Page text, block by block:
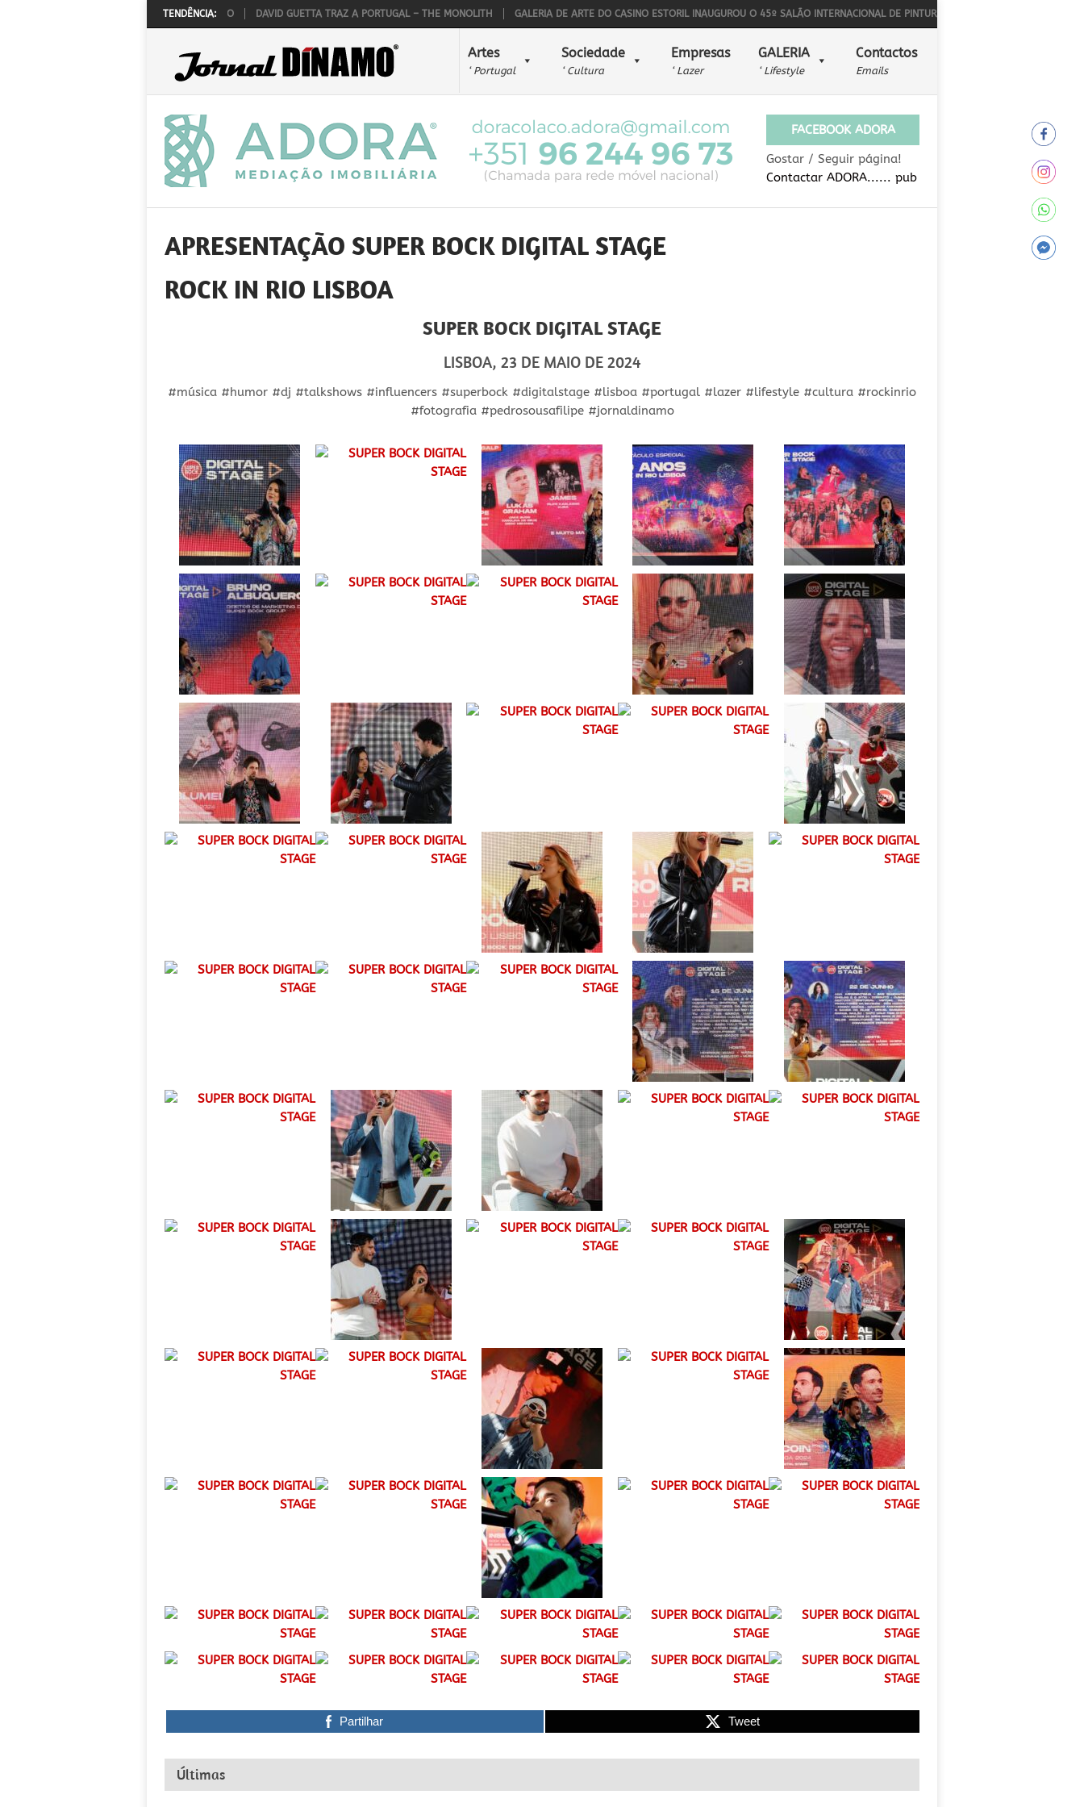
TENDÊNCIA:
‘N’ LAW REALIZA-SE A 1 DE OUTUBRO DAVID GUETTA TRAZ A PORTUGAL – THE MONOLITH GALERIA DE ARTE DO CASINO ESTORIL INAUGUROU O 45º SALÃO INTERNACIONAL DE PINTURA NAÏF
Artes
‘ Portugal
Sociedade
‘ Cultura
Empresas
‘ Lazer
GALERIA
‘ Lifestyle
Contactos
Emails
FACEBOOK ADORA
Gostar / Seguir página!
Contactar ADORA...... pub
APRESENTAÇÃO SUPER BOCK DIGITAL STAGE
ROCK IN RIO LISBOA
SUPER BOCK DIGITAL STAGE
LISBOA, 23 DE MAIO DE 2024
#música #humor #dj #talkshows #influencers #superbock #digitalstage #lisboa #portugal #lazer #lifestyle #cultura #rockinrio
#fotografia #pedrosousafilipe #jornaldinamo
Partilhar Tweet
Últimas